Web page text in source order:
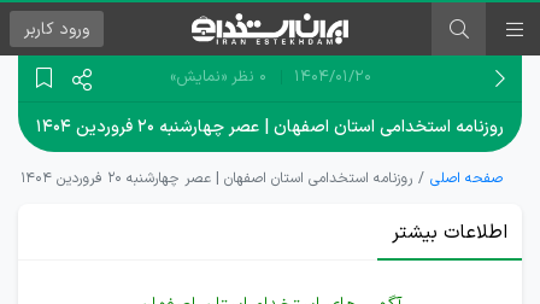
ورود کاربر
۱۴۰۴/۰۱/۲۰ 0 نظر «نمایش»
روزنامه استخدامی استان اصفهان | عصر چهارشنبه ۲۰ فروردین ۱۴۰۴
صفحه اصلی روزنامه استخدامی استان اصفهان | عصر چهارشنبه ۲۰ فروردین ۱۴۰۴
اطلاعات بیشتر